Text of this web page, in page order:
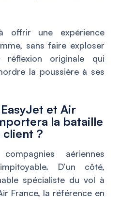
offrir une expérience
sans faire exploser
réflexion originale qui
la poussière à ses
et Air
la bataille
client ?
aériennes
D’un côté,
spécialiste du vol à
France, la référence en